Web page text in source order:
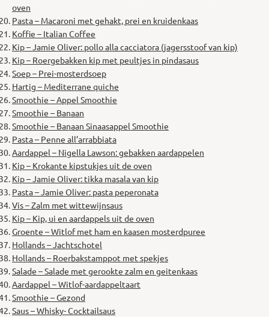
oven
Pasta – Macaroni met gehakt, prei en kruidenkaas
Koffie – Italian Coffee
Kip – Jamie Oliver: pollo alla cacciatora (jagersstoof van kip)
Kip – Roergebakken kip met peultjes in pindasaus
Soep – Prei-mosterdsoep
Hartig – Mediterrane quiche
Smoothie – Appel Smoothie
Smoothie – Banaan
Smoothie – Banaan Sinaasappel Smoothie
Pasta – Penne all’arrabbiata
Aardappel – Nigella Lawson: gebakken aardappelen
Kip – Krokante kipstukjes uit de oven
Kip – Jamie Oliver: tikka masala van kip
Pasta – Jamie Oliver: pasta peperonata
Vis – Zalm met wittewijnsaus
Kip – Kip, ui en aardappels uit de oven
Groente – Witlof met ham en kaasen mosterdpuree
Hollands – Jachtschotel
Hollands – Roerbakstamppot met spekjes
Salade – Salade met gerookte zalm en geitenkaas
Aardappel – Witlof-aardappeltaart
Smoothie – Gezond
Saus – Whisky- Cocktailsaus